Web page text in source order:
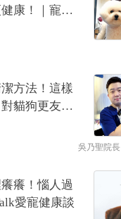
康！｜寵物
方法！這樣
貓狗更友善
吳乃聖院長
癢！惱人過
愛寵健康談